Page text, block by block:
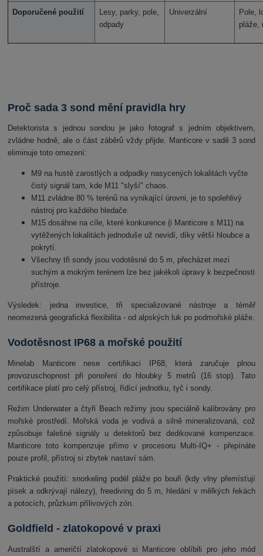
Doporučené použití
Lesy, parky, pole,
odpady
Univerzální
Pole,
pláže,
Proč sada 3 sond mění pravidla hry
Detektorista s jednou sondou je jako fotograf s jedním objektivem,
zvládne hodně, ale o část záběrů vždy přijde. Manticore v sadě 3 sond
eliminuje toto omezení:
M9 na hustě zarostlých a odpadky nasycených lokalitách vyčte
čistý signál tam, kde M11 "slyší" chaos.
M11 zvládne 80 % terénů na vynikající úrovni, je to spolehlivý
nástroj pro každého hledače.
M15 dosáhne na cíle, které konkurence (i Manticore s M11) na
vytěžených lokalitách jednoduše už nevidí, díky větší hloubce a
pokrytí.
Všechny tři sondy jsou vodotěsné do 5 m, přecházet mezi
suchým a mokrým terénem lze bez jakékoli úpravy k bezpečnosti
přístroje.
Výsledek: jedna investice, tři specializované nástroje a téměř
neomezená geografická flexibilita - od alpských luk po podmořské pláže.
Vodotěsnost IP68 a mořské použití
Minelab Manticore nese certifikaci IP68, která zaručuje plnou
provozuschopnost při ponoření do hloubky 5 metrů (16 stop). Tato
certifikace platí pro celý přístroj, řídící jednotku, tyč i sondy.
Režim Underwater a čtyři Beach režimy jsou speciálně kalibrovány pro
mořské prostředí. Mořská voda je vodivá a silně mineralizovaná, což
způsobuje falešné signály u detektorů bez dedikované kompenzace.
Manticore toto kompenzuje přímo v procesoru Multi-IQ+ - přepínáte
pouze profil, přístroj si zbytek nastaví sám.
Praktické použití: snorkeling podél pláže po bouři (kdy vlny přemísťují
písek a odkrývají nálezy), freediving do 5 m, hledání v mělkých řekách
a potocích, průzkum přílivových zón.
Goldfield - zlatokopové v praxi
Australští a američtí zlatokopové si Manticore oblíbili pro jeho mód